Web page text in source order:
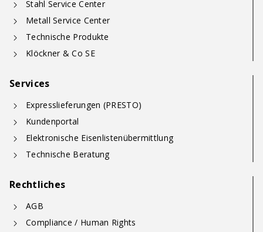
Stahl Service Center
Metall Service Center
Technische Produkte
Klöckner & Co SE
Services
Expresslieferungen (PRESTO)
Kundenportal
Elektronische Eisenlistenübermittlung
Technische Beratung
Rechtliches
AGB
Compliance / Human Rights